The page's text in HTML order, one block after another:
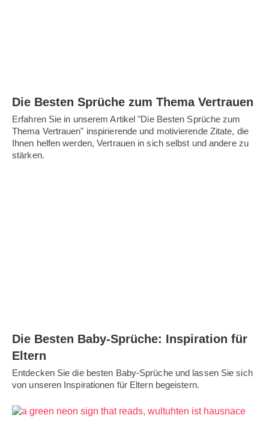
Die Besten Sprüche zum Thema Vertrauen
Erfahren Sie in unserem Artikel "Die Besten Sprüche zum
Thema Vertrauen" inspirierende und motivierende Zitate, die
Ihnen helfen werden, Vertrauen in sich selbst und andere zu
stärken.
Die Besten Baby-Sprüche: Inspiration für
Eltern
Entdecken Sie die besten Baby-Sprüche und lassen Sie sich
von unseren Inspirationen für Eltern begeistern.